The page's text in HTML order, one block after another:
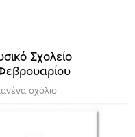
Σχολείο
σχόλιο